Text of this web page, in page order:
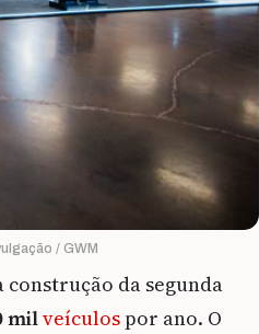
/ GWM
da segunda
milveículos por ano. O